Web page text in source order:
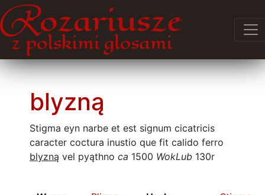
blyzną
Stigma eyn narbe et est signum cicatricis
caracter coctura inustio que fit calido ferro
blyzną vel pyąthno ca 1500 WokLub 130r